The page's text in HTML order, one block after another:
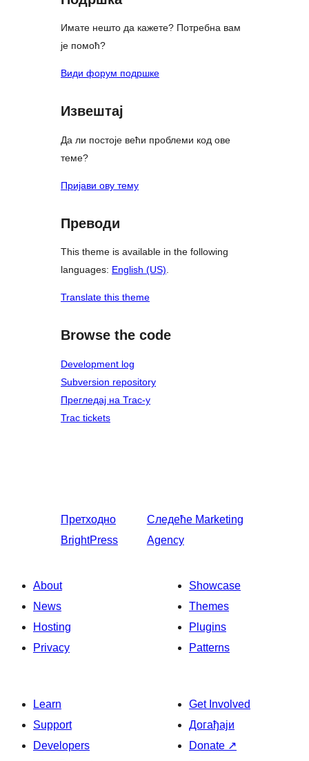
Имате нешто да кажете? Потребна вам
је помоћ?
Види форум подршке
Извештај
Да ли постоје већи проблеми код ове
теме?
Пријави ову тему
Преводи
This theme is available in the following
languages: English (US).
Translate this theme
Browse the code
Development log
Subversion repository
Прегледај на Trac-у
Trac tickets
Претходно
BrightPress
Следеће Marketing
Agency
About
News
Hosting
Privacy
Showcase
Themes
Plugins
Patterns
Learn
Support
Developers
Get Involved
Догађаји
Donate ↗